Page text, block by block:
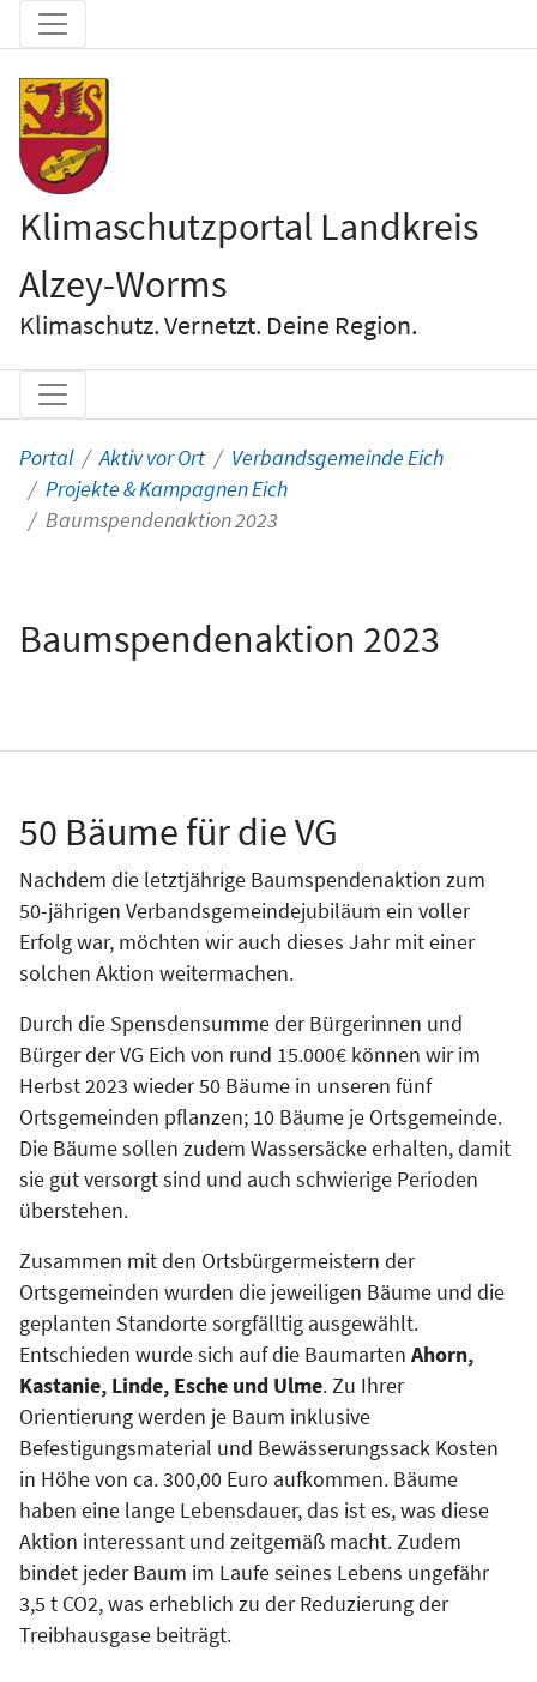
Klimaschutzportal Landkreis
Alzey-Worms
Klimaschutz. Vernetzt. Deine Region.
Portal Aktiv vor Ort
Verbandsgemeinde Eich
Projekte & Kampagnen Eich
Baumspendenaktion 2023
Baumspendenaktion 2023
50 Bäume für die VG
Nachdem die letztjährige Baumspendenaktion zum
50-jährigen Verbandsgemeindejubiläum ein voller
Erfolg war, möchten wir auch dieses Jahr mit einer
solchen Aktion weitermachen.
Durch die Spensdensumme der Bürgerinnen und
Bürger der VG Eich von rund 15.000€ können wir im
Herbst 2023 wieder 50 Bäume in unseren fünf
Ortsgemeinden pflanzen; 10 Bäume je Ortsgemeinde.
Die Bäume sollen zudem Wassersäcke erhalten, damit
sie gut versorgt sind und auch schwierige Perioden
überstehen.
Zusammen mit den Ortsbürgermeistern der
Ortsgemeinden wurden die jeweiligen Bäume und die
geplanten Standorte sorgfälltig ausgewählt.
Entschieden wurde sich auf die Baumarten Ahorn,
Kastanie, Linde, Esche und Ulme. Zu Ihrer
Orientierung werden je Baum inklusive
Befestigungsmaterial und Bewässerungssack Kosten
in Höhe von ca. 300,00 Euro aufkommen. Bäume
haben eine lange Lebensdauer, das ist es, was diese
Aktion interessant und zeitgemäß macht. Zudem
bindet jeder Baum im Laufe seines Lebens ungefähr
3,5 t CO2, was erheblich zu der Reduzierung der
Treibhausgase beiträgt.